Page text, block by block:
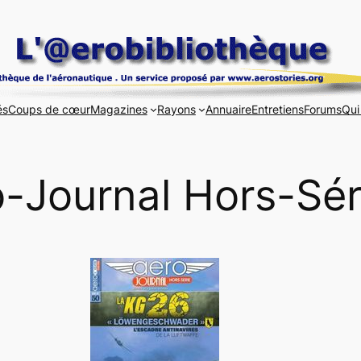
Coups de cœurMagazines Rayons AnnuaireEntretiensForums
Journal Hors-